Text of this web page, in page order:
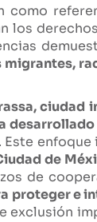
como
los
ciudad
. Este
de
de
proteger e
exclusión